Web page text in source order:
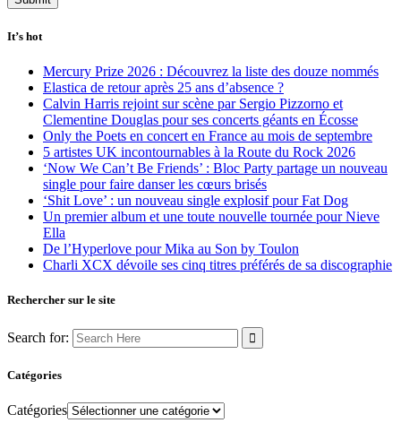
It’s hot
Mercury Prize 2026 : Découvrez la liste des douze nommés
Elastica de retour après 25 ans d’absence ?
Calvin Harris rejoint sur scène par Sergio Pizzorno et
Clementine Douglas pour ses concerts géants en Écosse
Only the Poets en concert en France au mois de septembre
5 artistes UK incontournables à la Route du Rock 2026
‘Now We Can’t Be Friends’ : Bloc Party partage un nouveau
single pour faire danser les cœurs brisés
‘Shit Love’ : un nouveau single explosif pour Fat Dog
Un premier album et une toute nouvelle tournée pour Nieve
Ella
De l’Hyperlove pour Mika au Son by Toulon
Charli XCX dévoile ses cinq titres préférés de sa discographie
Rechercher sur le site
Search for:
Catégories
Catégories